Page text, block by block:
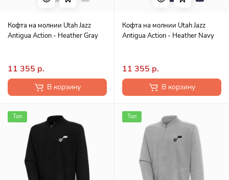
Кофта на молнии Utah Jazz
Antigua Action - Heather Gray
11 355 р.
В корзину
Кофта на молнии Utah Jazz
Antigua Action - Heather Navy
11 355 р.
В корзину
Топ Топ